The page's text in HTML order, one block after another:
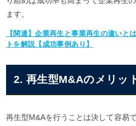
ます。
【関連】企業再生と事業再生の違いと
トを解説【成功事例あり】
2. 再生型M&Aのメリッ
再生型M&Aを行うことは決して容易